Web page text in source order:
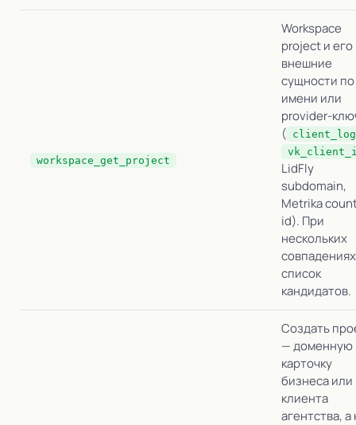
workspace_get_project
Workspace
project и его
внешние
сущности
имени или
provider-
(
LidFly
subdomain,
Metrika
id). При
нескольких
список
кандидатов.
Создать
— доменную
карточку
бизнеса или
клиента
агентства, а